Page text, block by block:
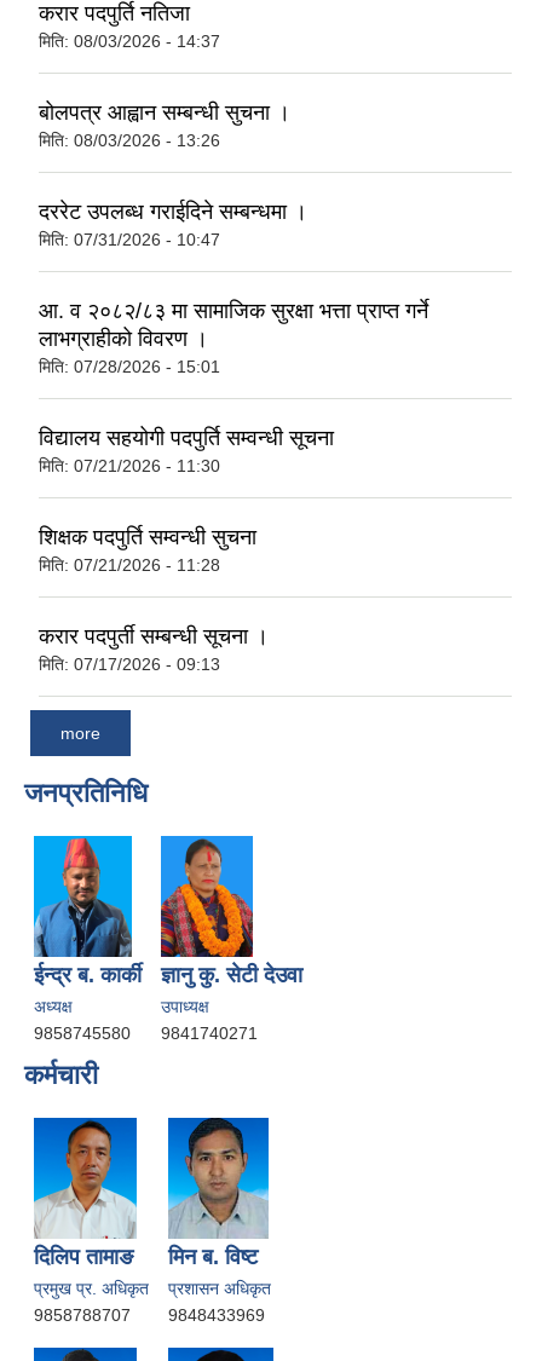
करार पदपुर्ति नतिजा
मिति: 08/03/2026 - 14:37
बोलपत्र आह्वान सम्बन्धी सुचना ।
मिति: 08/03/2026 - 13:26
दररेट उपलब्ध गराईदिने सम्बन्धमा ।
मिति: 07/31/2026 - 10:47
आ. व २०८२/८३ मा सामाजिक सुरक्षा भत्ता प्राप्त गर्ने
लाभग्राहीको विवरण ।
मिति: 07/28/2026 - 15:01
विद्यालय सहयोगी पदपुर्ति सम्वन्धी सूचना
मिति: 07/21/2026 - 11:30
शिक्षक पदपुर्ति सम्वन्धी सुचना
मिति: 07/21/2026 - 11:28
करार पदपुर्ती सम्बन्धी सूचना ।
मिति: 07/17/2026 - 09:13
more
जनप्रतिनिधि
ईन्द्र ब. कार्की
अध्यक्ष
9858745580
ज्ञानु कु. सेटी देउवा
उपाध्यक्ष
9841740271
कर्मचारी
दिलिप तामाङ
प्रमुख प्र. अधिकृत
9858788707
मिन ब. विष्ट
प्रशासन अधिकृत
9848433969